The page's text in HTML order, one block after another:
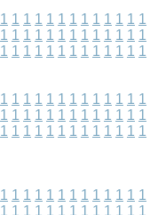
1 1 1 1 1 1 1 1 1 1 1 1 1
1 1 1 1 1 1 1 1 1 1 1 1 1
1 1 1 1 1 1 1 1 1 1 1 1 1
1 1 1 1 1 1 1 1 1 1 1 1 1
1 1 1 1 1 1 1 1 1 1 1 1 1
1 1 1 1 1 1 1 1 1 1 1 1 1
1 1 1 1 1 1 1 1 1 1 1 1 1
1 1 1 1 1 1 1 1 1 1 1 1 1